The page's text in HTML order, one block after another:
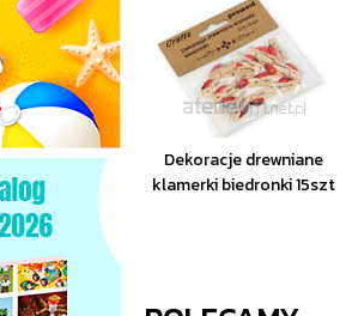
Dekoracje drewniane
klamerki biedronki 15szt